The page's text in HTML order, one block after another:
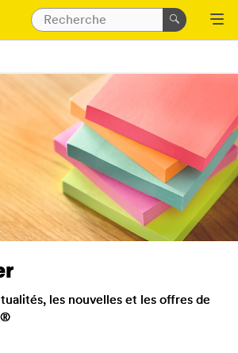
les nouvelles et les offres de